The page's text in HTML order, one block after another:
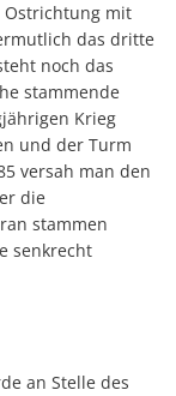
Ostrichtung mit
das dritte
noch das
stammende
Krieg
und der Turm
versah man den
die
stammen
senkrecht
an Stelle des